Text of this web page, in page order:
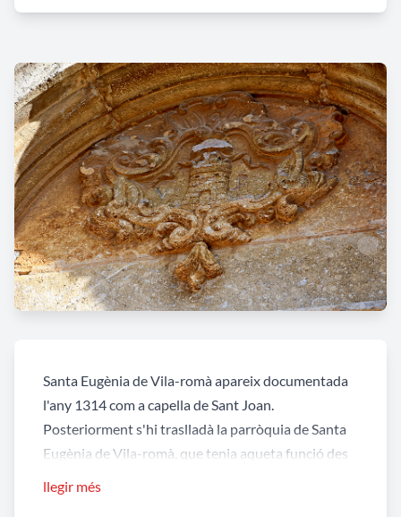
Santa Eugènia de Vila-romà apareix documentada
l'any 1314 com a capella de Sant Joan.
Posteriorment s'hi traslladà la parròquia de Santa
Eugènia de Vila-romà, que tenia aqueta funció des
llegir més